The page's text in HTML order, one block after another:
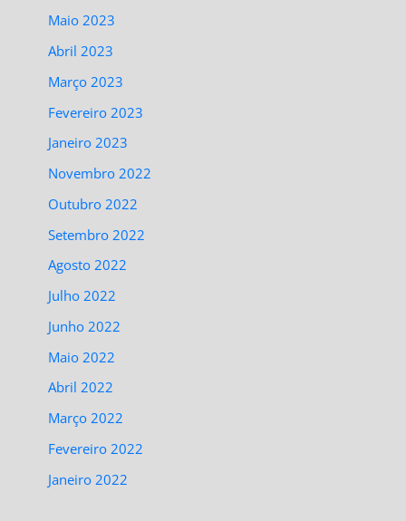
Maio 2023
Abril 2023
Março 2023
Fevereiro 2023
Janeiro 2023
Novembro 2022
Outubro 2022
Setembro 2022
Agosto 2022
Julho 2022
Junho 2022
Maio 2022
Abril 2022
Março 2022
Fevereiro 2022
Janeiro 2022